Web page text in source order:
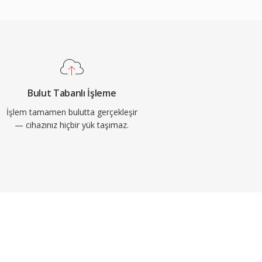
Bulut Tabanlı İşleme
İşlem tamamen bulutta gerçekleşir
— cihazınız hiçbir yük taşımaz.